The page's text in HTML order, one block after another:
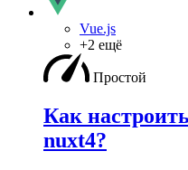
Vue.js
+2 ещё
Простой
Как
nuxt4?